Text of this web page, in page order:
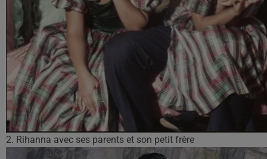
2. Rihanna avec ses parents et son petit frère